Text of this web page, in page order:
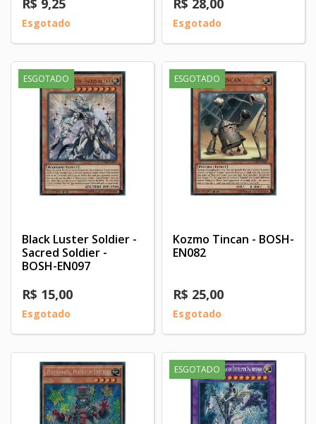
R$ 9,25
Esgotado
R$ 28,00
Esgotado
ESGOTADO
Black Luster Soldier -
Sacred Soldier -
BOSH-EN097
R$ 15,00
Esgotado
ESGOTADO
Kozmo Tincan - BOSH-
EN082
R$ 25,00
Esgotado
ESGOTADO